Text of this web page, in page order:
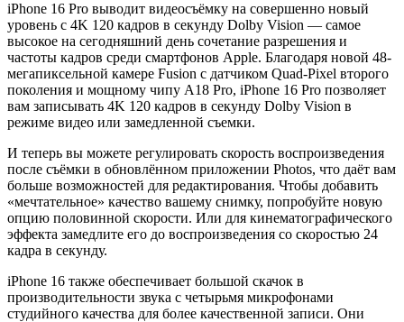
iPhone 16 Pro выводит видеосъёмку на совершенно новый
уровень с 4K 120 кадров в секунду Dolby Vision — самое
высокое на сегодняшний день сочетание разрешения и
частоты кадров среди смартфонов Apple. Благодаря новой 48-
мегапиксельной камере Fusion с датчиком Quad-Pixel второго
поколения и мощному чипу A18 Pro, iPhone 16 Pro позволяет
вам записывать 4K 120 кадров в секунду Dolby Vision в
режиме видео или замедленной съемки.
И теперь вы можете регулировать скорость воспроизведения
после съёмки в обновлённом приложении Photos, что даёт вам
больше возможностей для редактирования. Чтобы добавить
«мечтательное» качество вашему снимку, попробуйте новую
опцию половинной скорости. Или для кинематографического
эффекта замедлите его до воспроизведения со скоростью 24
кадра в секунду.
iPhone 16 также обеспечивает большой скачок в
производительности звука с четырьмя микрофонами
студийного качества для более качественной записи. Они